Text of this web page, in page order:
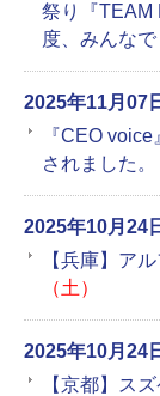
祭り『TEAM
度、みんなで
2025年11月07
『CEO
されました。
2025年10月24
【兵庫】ア
（土）
2025年10月24
【京都】ス